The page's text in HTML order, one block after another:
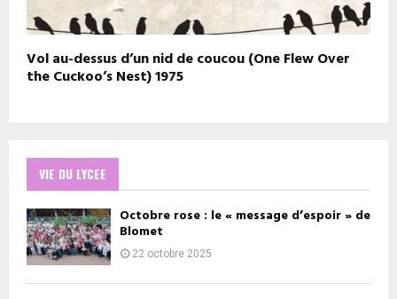
Vol au-dessus d’un nid de coucou (One Flew Over
the Cuckoo’s Nest) 1975
VIE DU LYCEE
Octobre rose : le « message d’espoir » de
Blomet
22 octobre 2025